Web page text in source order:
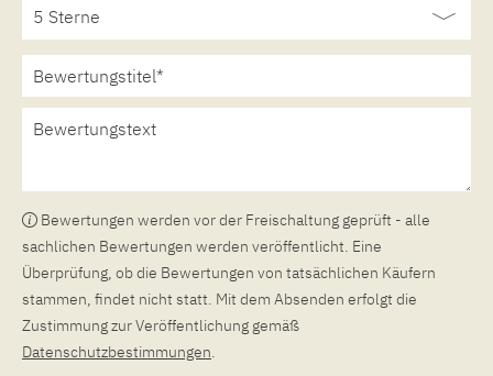
Bewertungen werden vor der Freischaltung geprüft - alle
sachlichen Bewertungen werden veröffentlicht. Eine
Überprüfung, ob die Bewertungen von tatsächlichen Käufern
stammen, findet nicht statt. Mit dem Absenden erfolgt die
Zustimmung zur Veröffentlichung gemäß
Datenschutzbestimmungen.